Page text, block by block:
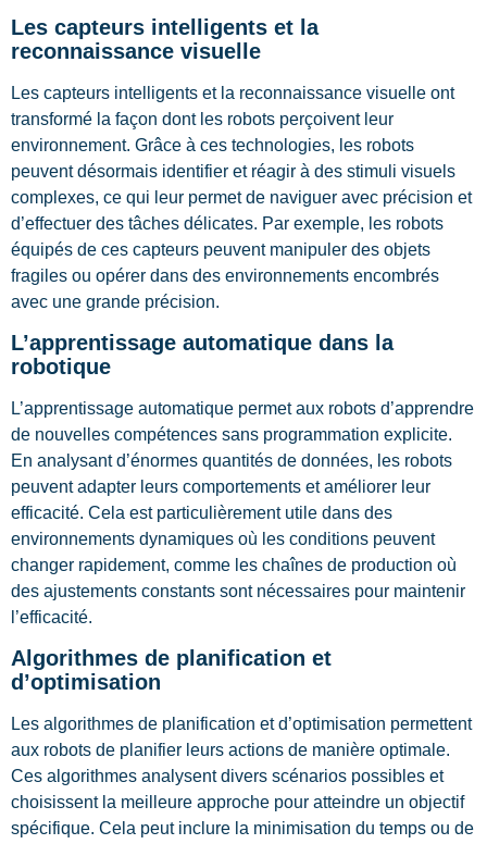
Les capteurs intelligents et la
reconnaissance visuelle
Les capteurs intelligents et la reconnaissance visuelle ont
transformé la façon dont les robots perçoivent leur
environnement. Grâce à ces technologies, les robots
peuvent désormais identifier et réagir à des stimuli visuels
complexes, ce qui leur permet de naviguer avec précision et
d’effectuer des tâches délicates. Par exemple, les robots
équipés de ces capteurs peuvent manipuler des objets
fragiles ou opérer dans des environnements encombrés
avec une grande précision.
L’apprentissage automatique dans la
robotique
L’apprentissage automatique permet aux robots d’apprendre
de nouvelles compétences sans programmation explicite.
En analysant d’énormes quantités de données, les robots
peuvent adapter leurs comportements et améliorer leur
efficacité. Cela est particulièrement utile dans des
environnements dynamiques où les conditions peuvent
changer rapidement, comme les chaînes de production où
des ajustements constants sont nécessaires pour maintenir
l’efficacité.
Algorithmes de planification et
d’optimisation
Les algorithmes de planification et d’optimisation permettent
aux robots de planifier leurs actions de manière optimale.
Ces algorithmes analysent divers scénarios possibles et
choisissent la meilleure approche pour atteindre un objectif
spécifique. Cela peut inclure la minimisation du temps ou de